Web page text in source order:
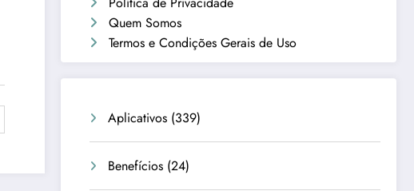
Quem Somos
Termos e Condições Gerais de Uso
Aplicativos (339)
Benefícios (24)